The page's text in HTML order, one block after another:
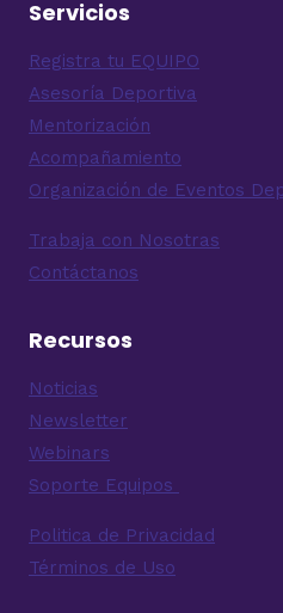
Servicios
Registra tu EQUIPO
Asesoría Deportiva
Mentorización
Acompañamiento
Organización de Eventos
Trabaja con Nosotras
Contáctanos
Recursos
Noticias
Newsletter
Webinars
Soporte Equipos
Politica de Privacidad
Términos de Uso